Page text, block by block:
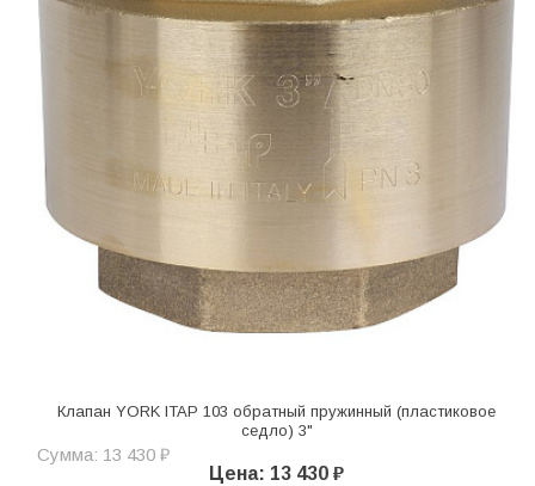
Клапан YORK ITAP 103 обратный пружинный (пластиковое
седло) 3"
Сумма: 13 430 ₽
Цена: 13 430 ₽